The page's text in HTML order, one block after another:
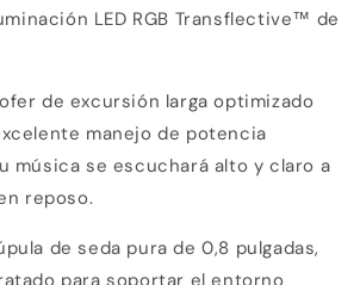
LED RGB Transflective™ de
de excursión larga optimizado
manejo de potencia
música se escuchará alto y claro a
reposo.
de seda pura de 0,8 pulgadas,
para soportar el entorno